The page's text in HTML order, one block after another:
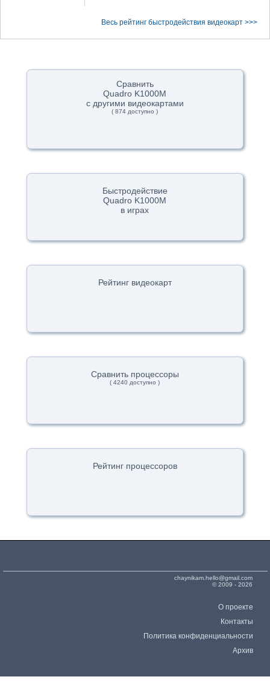
Весь рейтинг быстродействия видеокарт >>>
Сравнить
Quadro K1000M
с другими видеокартами
( 874 доступно )
Быстродействие
Quadro K1000M
в играх
Рейтинг видеокарт
Сравнить процессоры
( 4240 доступно )
Рейтинг процессоров
chaynikam.hello@gmail.com
© 2009 - 2026
О проекте
Контакты
Политика конфиденциальности
Архив